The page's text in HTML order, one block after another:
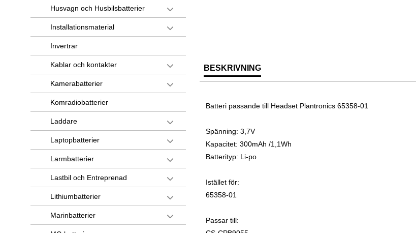
Husvagn och Husbilsbatterier
Installationsmaterial
Invertrar
Kablar och kontakter
Kamerabatterier
Komradiobatterier
Laddare
Laptopbatterier
Larmbatterier
Lastbil och Entreprenad
Lithiumbatterier
Marinbatterier
BESKRIVNING
Batteri passande till Headset Plantronics 65358-01
Spänning: 3,7V
Kapacitet: 300mAh /1,1Wh
Batterityp: Li-po
Istället för:
65358-01
Passar till: